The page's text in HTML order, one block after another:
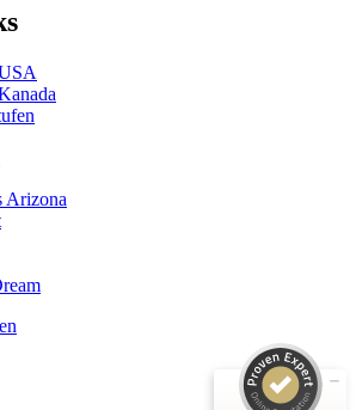
Arizona
30